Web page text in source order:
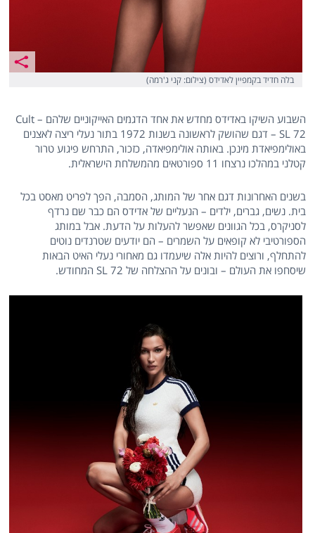
בלה חדיד בקמפיין לאדידס (צילום: קני ג'רמה)
השבוע השיקו באדידס מחדש את אחד הדגמים האייקוניים שלהם – Cult
SL 72 – דגם שהושק לראשונה בשנות 1972 בתור נעלי ריצה לאצנים
באולימפיאדת מינכן. באותה אולימפיאדה, כזכור, התרחש פיגוע טרור
קטלני במהלכו נרצחו 11 ספורטאים מהמשלחת הישראלית.
בשנים האחרונות דגם אחר של המותג, הסמבה, הפך לפריט מאסט בכל
בית. נשים, גברים, ילדים – הנעליים של אדידס הם כבר שם נרדף
לסניקרס, בכל הגוונים שאפשר להעלות על הדעת. אבל במותג
הספורטיבי לא קופאים על השמרים – הם יודעים שטרנדים נוטים
להתחלף, ורוצים להיות אלה שיעמדו גם מאחורי נעלי האיט הבאות
שיסחפו את העולם – ובונים על ההצלחה של SL 72 המחודש.